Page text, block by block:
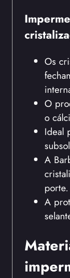
Os
O
o
Ideal
A
porte.
A